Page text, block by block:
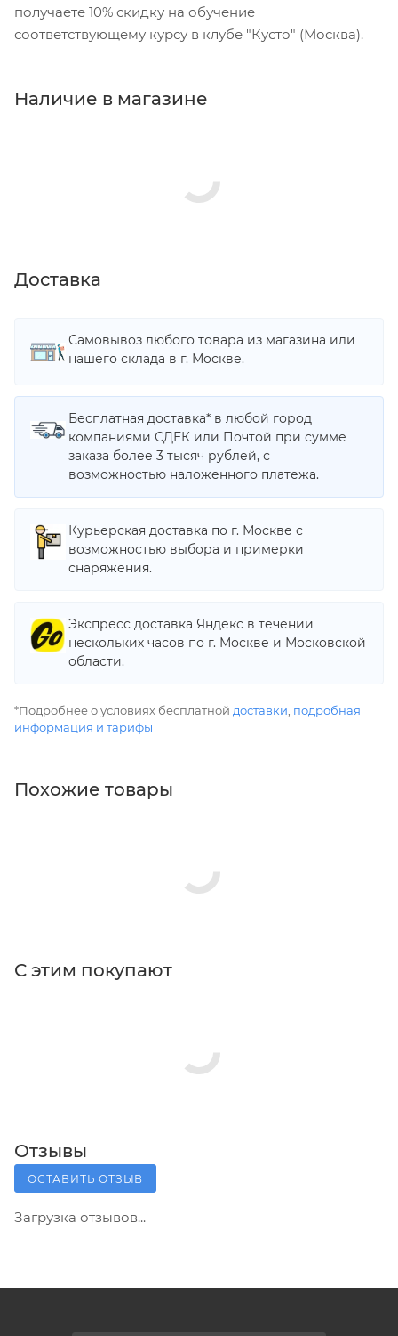
получаете 10% скидку на обучение
соответствующему курсу в клубе "Кусто" (Москва).
Наличие в магазине
Доставка
Самовывоз любого товара из магазина или
нашего склада в г. Москве.
Бесплатная доставка* в любой город
компаниями СДЕК или Почтой при сумме
заказа более 3 тысяч рублей, с
возможностью наложенного платежа.
Курьерская доставка по г. Москве с
возможностью выбора и примерки
снаряжения.
Экспресс доставка Яндекс в течении
нескольких часов по г. Москве и Московской
области.
*Подробнее о условиях бесплатной доставки подробная
информация и тарифы
Похожие товары
С этим покупают
Отзывы
ОСТАВИТЬ ОТЗЫВ
Загрузка отзывов...